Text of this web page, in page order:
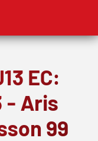
EC:
- Aris
99